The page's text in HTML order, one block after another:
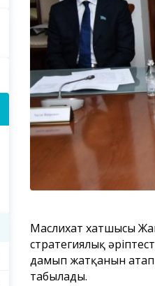
Астана қаласының
Маслихат хатшысы
стратегиялық
дамып жатқанын атап
табылады.